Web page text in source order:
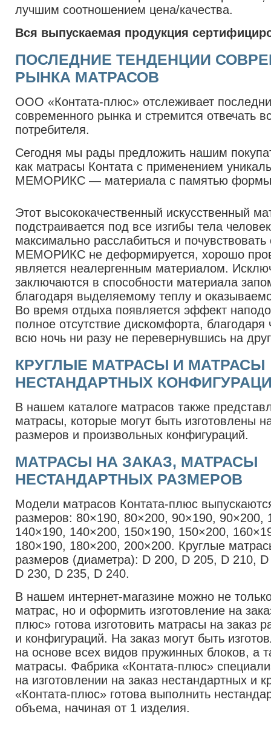
лучшим соотношением цена/качества.
Вся выпускаемая продукция
ПОСЛЕДНИЕ ТЕНДЕНЦИИ
РЫНКА МАТРАСОВ
ООО «Контата-плюс» отслеживает
современного рынка и стремится отвечать
потребителя.
Сегодня мы рады предложить нашим
как матрасы Контата с применением
МЕМОРИКС — материала с памятью
Этот высококачественный искусственный
подстраивается под все изгибы тела
максимально расслабиться и
МЕМОРИКС не деформируется, хорошо
является неалергенным материалом.
заключаются в способности материала
благодаря выделяемому теплу и
Во время отдыха появляется эффект
полное отсутствие дискомфорта,
всю ночь ни разу не перевернувшись на
КРУГЛЫЕ МАТРАСЫ И МАТРАСЫ
НЕСТАНДАРТНЫХ
В нашем каталоге матрасов также
матрасы, которые могут быть изготовлены
размеров и произвольных конфигураций.
МАТРАСЫ НА ЗАКАЗ, МАТРАСЫ
НЕСТАНДАРТНЫХ РАЗМЕРОВ
Модели матрасов Контата-плюс
размеров: 80×190, 80×200, 90×190, 90×200,
140×190, 140×200, 150×190, 150×200,
180×190, 180×200, 200×200. Круглые
размеров (диаметра): D 200, D 205, D 210,
D 230, D 235, D 240.
В нашем интернет-магазине можно не
матрас, но и оформить изготовление на
плюс» готова изготовить матрасы на заказ
и конфигураций. На заказ могут быть
на основе всех видов пружинных блоков, а
матрасы. Фабрика «Контата-плюс»
на изготовлении на заказ нестандартных и
«Контата-плюс» готова выполнить
объема, начиная от 1 изделия.